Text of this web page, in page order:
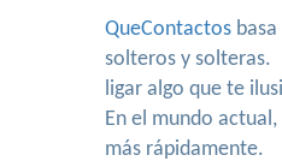
QueContactos
solteros y solteras.
ligar algo que te
En el mundo
más rápidamente.